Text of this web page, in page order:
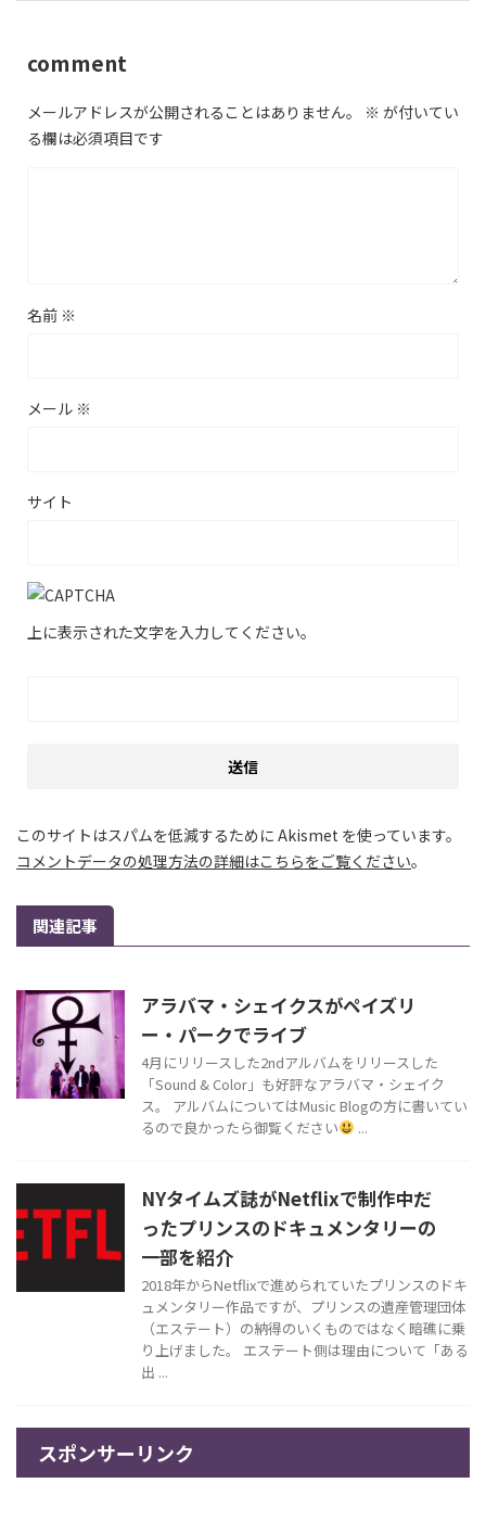
comment
メールアドレスが公開されることはありません。 ※ が付いてい
る欄は必須項目です
名前 ※
メール ※
サイト
上に表示された文字を入力してください。
このサイトはスパムを低減するために Akismet を使っています。
コメントデータの処理方法の詳細はこちらをご覧ください。
関連記事
アラバマ・シェイクスがペイズリ
ー・パークでライブ
4月にリリースした2ndアルバムをリリースした
「Sound & Color」も好評なアラバマ・シェイク
ス。 アルバムについてはMusic Blogの方に書いてい
るので良かったら御覧ください
...
NYタイムズ誌がNetflixで制作中だ
ったプリンスのドキュメンタリーの
一部を紹介
2018年からNetflixで進められていたプリンスのドキ
ュメンタリー作品ですが、プリンスの遺産管理団体
（エステート）の納得のいくものではなく暗礁に乗
り上げました。 エステート側は理由について「ある
出 ...
スポンサーリンク